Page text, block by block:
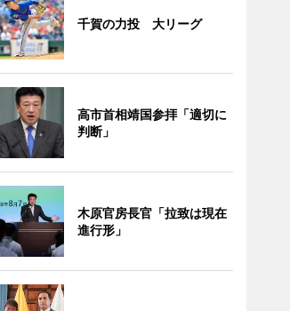
千賀の力投 大リーグ
高市首相靖国参拝「適切に
判断」
木原官房長官「拉致は現在
進行形」